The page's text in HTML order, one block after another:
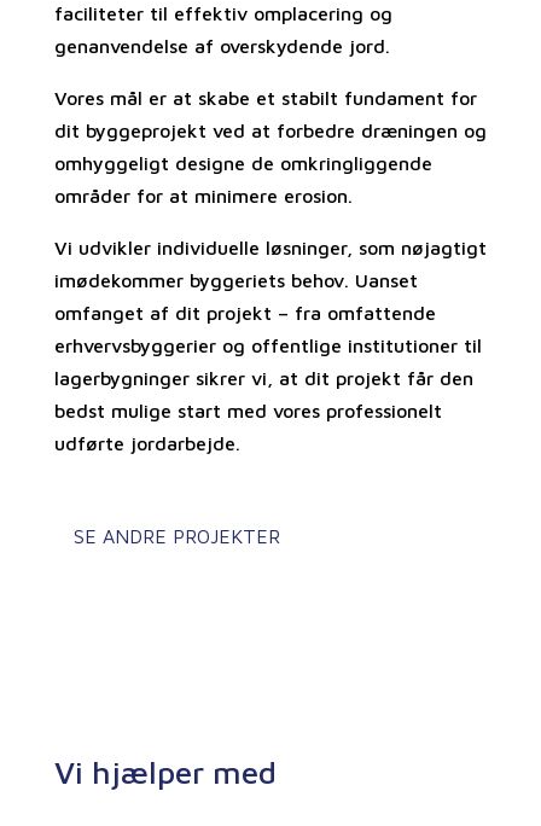
faciliteter til effektiv omplacering og
genanvendelse af overskydende jord.
Vores mål er at skabe et stabilt fundament for
dit byggeprojekt ved at forbedre dræningen og
omhyggeligt designe de omkringliggende
områder for at minimere erosion.
Vi udvikler individuelle løsninger, som nøjagtigt
imødekommer byggeriets behov. Uanset
omfanget af dit projekt – fra omfattende
erhvervsbyggerier og offentlige institutioner til
lagerbygninger sikrer vi, at dit projekt får den
bedst mulige start med vores professionelt
udførte jordarbejde.
SE ANDRE PROJEKTER
Vi hjælper med